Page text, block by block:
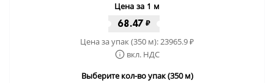
Цена за 1 м
68.47₽
Цена за упак (350 м):23965.9₽
вкл. НДС
Выберите кол-во упак (350 м)